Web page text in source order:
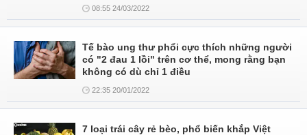
08:55 24/03/2022
Tế bào ung thư phổi cực thích những người
có "2 đau 1 lồi" trên cơ thể, mong rằng bạn
không có dù chỉ 1 điều
22:35 20/01/2022
7 loại trái cây rẻ bèo, phổ biến khắp Việt